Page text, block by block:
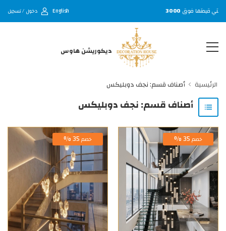
قيمتها فوق3000
English دخول / تسجيل
ديكوريشن هاوس
الرئيسية أصناف قسم: نجف دوبليكس
أصناف قسم: نجف دوبليكس
خصم 35 % خصم 35 %